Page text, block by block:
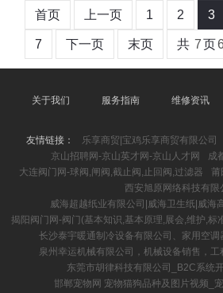
首页 上一页 1 2 3
7 下一页 末页 共 7页
关于我们 服务指南 维修资讯
友情链接： 乐享商贸|宝鸡乐享商贸有限公司
京山招聘网-京山英才网-京山人才网
成
大连阀门网-球阀,闸阀,截止阀,止回阀,过滤器
莆
西安旭原网络科技有限
威海超越纸业有限公司|威海卫生纸|威海
揭阳阀门网-阀门(基本知识,基本原理,展会,维护,标
长沙泰宇暖通制冷设备有限公司、家用空
泉州幸运机械有限公司，机械设备销售，
东莞市胡律科技有限公司_B2C系统
邯郸宠物网 宠物猫狗品种及图片视频_